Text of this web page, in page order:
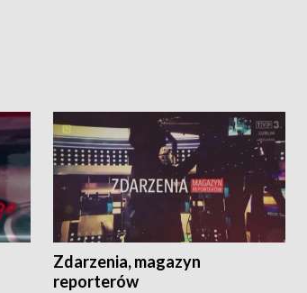
Zdarzenia, magazyn
reporterów